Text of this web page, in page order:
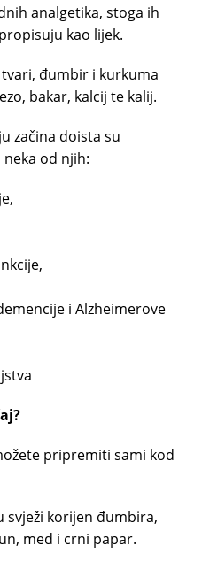
analgetika, stoga ih
kao lijek.
đumbir i kurkuma
bakar, kalcij te kalij.
začina doista su
od njih:
i Alzheimerove
pripremiti sami kod
svježi korijen đumbira,
med i crni papar.